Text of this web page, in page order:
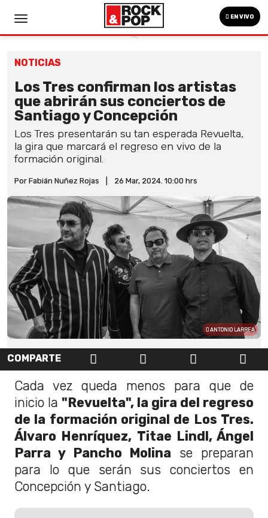
EN VIVO
NOTICIAS
Los Tres confirman los artistas
que abrirán sus conciertos de
Santiago y Concepción
Los Tres presentarán su tan esperada Revuelta,
la gira que marcará el regreso en vivo de la
formación original.
Por Fabián Nuñez Rojas 26 Mar, 2024. 10:00 hrs
ANTONIO LARREA
COMPARTE
Cada vez queda menos para que de
inicio la "Revuelta", la gira del regreso
de la formación original de Los Tres.
Álvaro Henríquez, Titae Lindl, Ángel
Parra y Pancho Molina se preparan
para lo que serán sus conciertos en
Concepción y Santiago.